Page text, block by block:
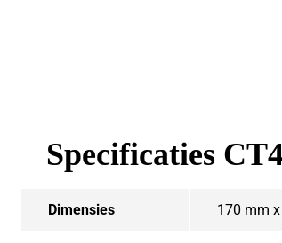
Specificaties
Dimensies 170 mm